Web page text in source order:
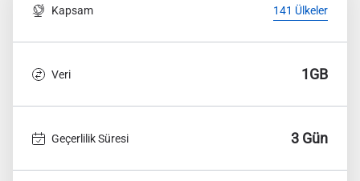
Kapsam 141 Ülkeler
Veri 1GB
Geçerlilik Süresi 3 Gün